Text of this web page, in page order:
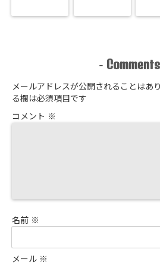
- Comments
メールアドレスが公開されることはあ
る欄は必須項目です
コメント ※
名前 ※
メール ※